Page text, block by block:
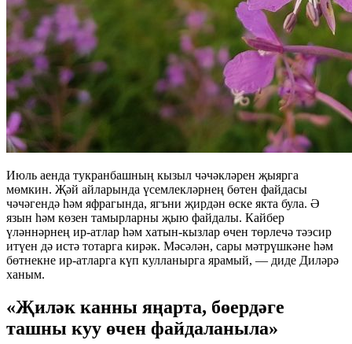
Июль аенда тукранбашның кызыл чәчәкләрен җыярга
мөмкин. Җәй айларында үсемлекләрнең бөтен файдасы
чәчәгендә һәм яфрагында, ягъни җирдән өске якта була. Ә
язын һәм көзен тамырларны җыю файдалы. Кайбер
үләннәрнең ир-атлар һәм хатын-кызлар өчен төрлечә тәэсир
итүен дә истә тотарга кирәк. Мәсәлән, сары мәтрүшкәне һәм
бөтнекне ир-атларга күп кулланырга ярамый, — диде Диләрә
ханым.
«Җиләк канны яңарта, бөердәге
ташны куу өчен файдаланыла»